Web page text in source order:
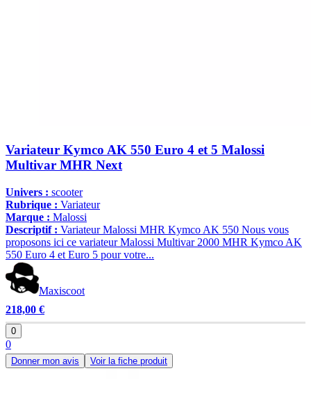
Variateur Kymco AK 550 Euro 4 et 5 Malossi
Multivar MHR Next
Univers : scooter
Rubrique : Variateur
Marque : Malossi
Descriptif : Variateur Malossi MHR Kymco AK 550 Nous vous
proposons ici ce variateur Malossi Multivar 2000 MHR Kymco AK
550 Euro 4 et Euro 5 pour votre...
Maxiscoot
218,00 €
0
0
Donner mon avis Voir la fiche produit